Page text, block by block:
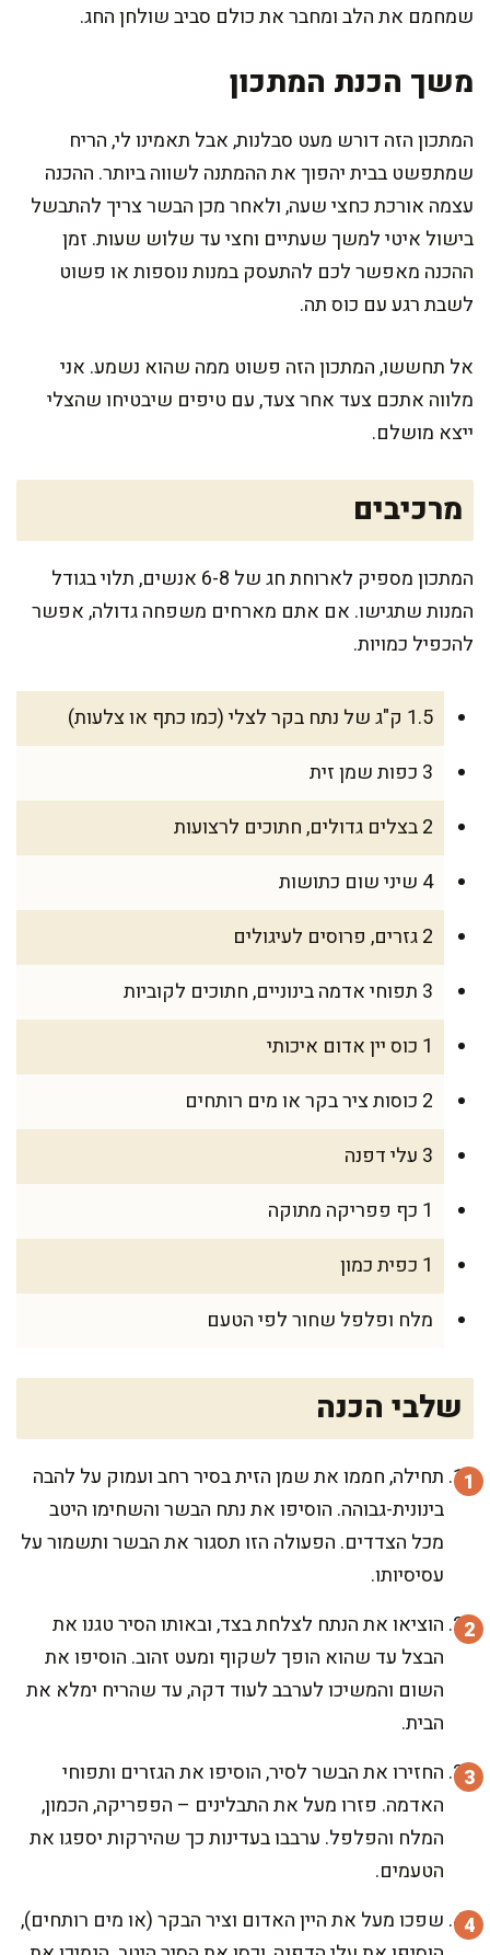
שמחמם את הלב ומחבר את כולם סביב שולחן החג.
משך הכנת המתכון
המתכון הזה דורש מעט סבלנות, אבל תאמינו לי, הריח
שמתפשט בבית יהפוך את ההמתנה לשווה ביותר. ההכנה
עצמה אורכת כחצי שעה, ולאחר מכן הבשר צריך להתבשל
בישול איטי למשך שעתיים וחצי עד שלוש שעות. זמן
ההכנה מאפשר לכם להתעסק במנות נוספות או פשוט
לשבת רגע עם כוס תה.
אל תחששו, המתכון הזה פשוט ממה שהוא נשמע. אני
מלווה אתכם צעד אחר צעד, עם טיפים שיבטיחו שהצלי
ייצא מושלם.
מרכיבים
המתכון מספיק לארוחת חג של 6-8 אנשים, תלוי בגודל
המנות שתגישו. אם אתם מארחים משפחה גדולה, אפשר
להכפיל כמויות.
1.5 ק"ג של נתח בקר לצלי (כמו כתף או צלעות)
3 כפות שמן זית
2 בצלים גדולים, חתוכים לרצועות
4 שיני שום כתושות
2 גזרים, פרוסים לעיגולים
3 תפוחי אדמה בינוניים, חתוכים לקוביות
1 כוס יין אדום איכותי
2 כוסות ציר בקר או מים רותחים
3 עלי דפנה
1 כף פפריקה מתוקה
1 כפית כמון
מלח ופלפל שחור לפי הטעם
שלבי הכנה
תחילה, חממו את שמן הזית בסיר רחב ועמוק על להבה
בינונית-גבוהה. הוסיפו את נתח הבשר והשחימו היטב
מכל הצדדים. הפעולה הזו תסגור את הבשר ותשמור על
עסיסיותו.
הוציאו את הנתח לצלחת בצד, ובאותו הסיר טגנו את
הבצל עד שהוא הופך לשקוף ומעט זהוב. הוסיפו את
השום והמשיכו לערבב לעוד דקה, עד שהריח ימלא את
הבית.
החזירו את הבשר לסיר, הוסיפו את הגזרים ותפוחי
האדמה. פזרו מעל את התבלינים – הפפריקה, הכמון,
המלח והפלפל. ערבבו בעדינות כך שהירקות יספגו את
הטעמים.
שפכו מעל את היין האדום וציר הבקר (או מים רותחים),